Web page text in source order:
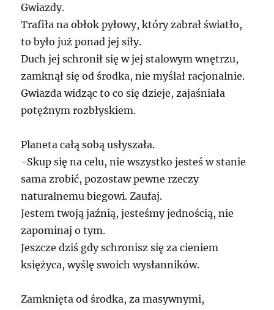
Gwiazdy.
Trafiła na obłok pyłowy, który zabrał światło,
to było już ponad jej siły.
Duch jej schronił się w jej stalowym wnętrzu,
zamknął się od środka, nie myślał racjonalnie.
Gwiazda widząc to co się dzieje, zajaśniała
potężnym rozbłyskiem.
Planeta całą sobą usłyszała.
-Skup się na celu, nie wszystko jesteś w stanie
sama zrobić, pozostaw pewne rzeczy
naturalnemu biegowi. Zaufaj.
Jestem twoją jaźnią, jesteśmy jednością, nie
zapominaj o tym.
Jeszcze dziś gdy schronisz się za cieniem
księżyca, wyślę swoich wysłanników.
Zamknięta od środka, za masywnymi,